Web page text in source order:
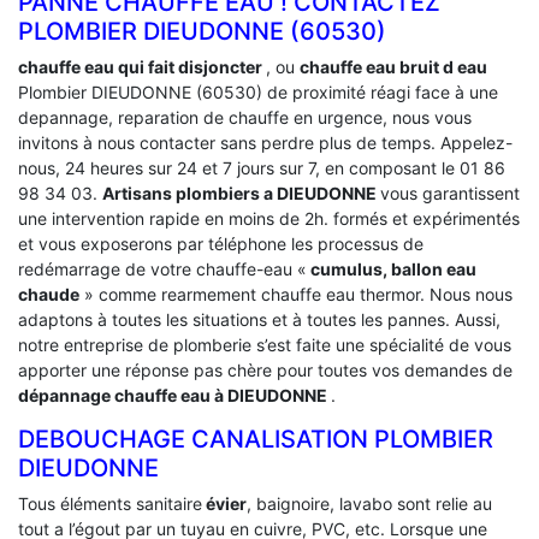
PLOMBIER DIEUDONNE (60530)
chauffe eau qui fait disjoncter , ou chauffe eau bruit d eau
Plombier DIEUDONNE (60530) de proximité réagi face à une
depannage, reparation de chauffe en urgence, nous vous
invitons à nous contacter sans perdre plus de temps. Appelez-
nous, 24 heures sur 24 et 7 jours sur 7, en composant le 01 86
98 34 03. Artisans plombiers a DIEUDONNE vous garantissent
une intervention rapide en moins de 2h. formés et expérimentés
et vous exposerons par téléphone les processus de
redémarrage de votre chauffe-eau « cumulus, ballon eau
chaude » comme rearmement chauffe eau thermor. Nous nous
adaptons à toutes les situations et à toutes les pannes. Aussi,
notre entreprise de plomberie s’est faite une spécialité de vous
apporter une réponse pas chère pour toutes vos demandes de
dépannage chauffe eau à DIEUDONNE .
DEBOUCHAGE CANALISATION PLOMBIER
DIEUDONNE
Tous éléments sanitaireévier, baignoire, lavabo sont relie au
tout a l’égout par un tuyau en cuivre, PVC, etc. Lorsque une